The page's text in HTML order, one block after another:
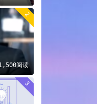
2
阅读
3